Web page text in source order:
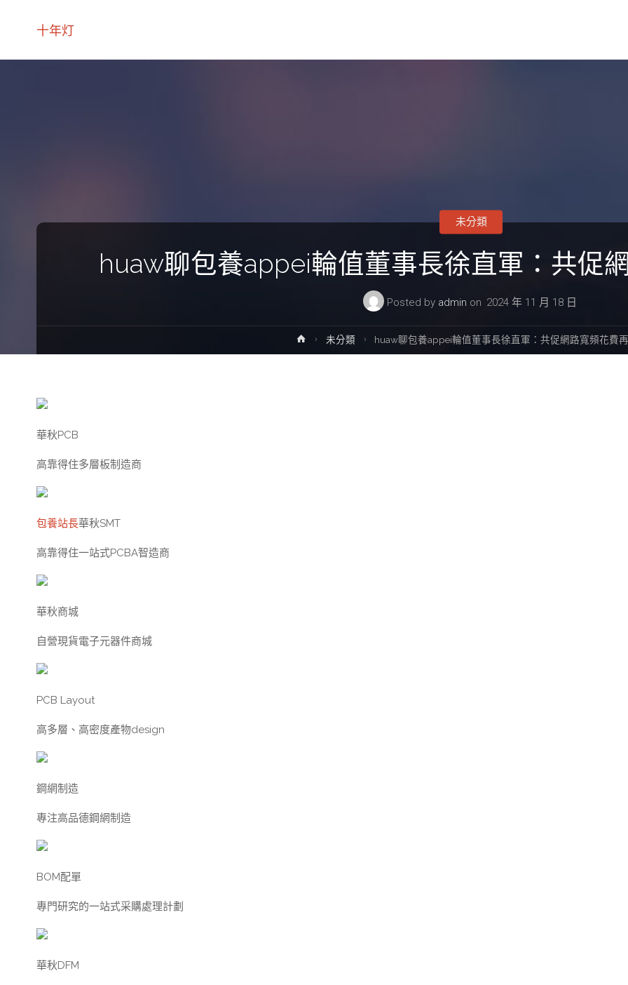
十年灯
huaw聊包養appei輪值董事長徐直軍：共促
Posted by admin on 2024 年 11 月 18 日
未分類
Home未分類 huaw聊包養appei輪值董事長徐直軍：共促網路寬頻花費
華秋PCB
高靠得住多層板制造商
包養站長華秋SMT
高靠得住一站式PCBA智造商
華秋商城
自營現貨電子元器件商城
PCB Layout
高多層、高密度產物design
鋼網制造
專注高品德鋼網制造
BOM配單
專門研究的一站式采購處理計劃
華秋DFM